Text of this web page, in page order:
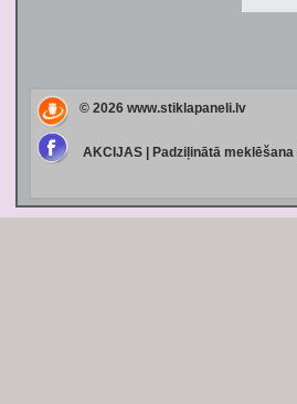
© 2026 www.stiklapaneli.lv
AKCIJAS| Padziļinātā meklēšana|